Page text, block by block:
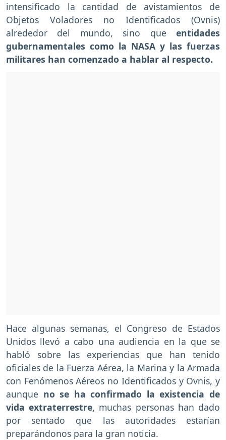
intensificado la cantidad de avistamientos de
Objetos Voladores no Identificados (Ovnis)
alrededor del mundo, sino que entidades
gubernamentales como la NASA y las fuerzas
militares han comenzado a hablar al respecto.
Hace algunas semanas, el Congreso de Estados
Unidos llevó a cabo una audiencia en la que se
habló sobre las experiencias que han tenido
oficiales de la Fuerza Aérea, la Marina y la Armada
con Fenómenos Aéreos no Identificados y Ovnis, y
aunque no se ha confirmado la existencia de
vida extraterrestre, muchas personas han dado
por sentado que las autoridades estarían
preparándonos para la gran noticia.